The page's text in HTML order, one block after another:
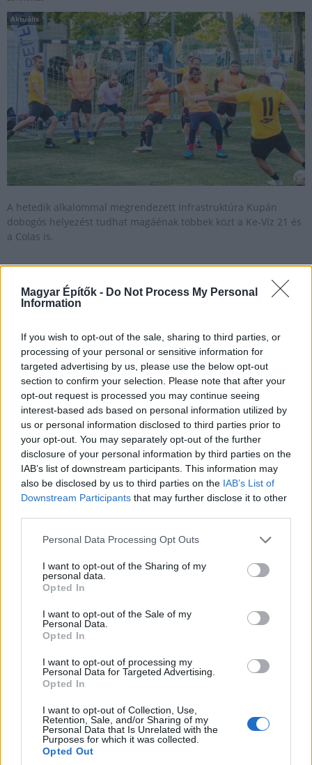
Magyar Építők - Do Not Process My Personal
Information
If you wish to opt-out of the sale, sharing to third parties, or
processing of your personal or sensitive information for
targeted advertising by us, please use the below opt-out
section to confirm your selection. Please note that after your
opt-out request is processed you may continue seeing
interest-based ads based on personal information utilized by
us or personal information disclosed to third parties prior to
your opt-out. You may separately opt-out of the further
disclosure of your personal information by third parties on the
IAB’s list of downstream participants. This information may
also be disclosed by us to third parties on the IAB’s List of
Downstream Participants that may further disclose it to other
Please note that this website/app uses one or more Google
not limited to your visit or usage behaviour. You may click to
grant or deny consent to Google and its third-party tags to
use your data for below specified purposes in below Google
consent section.
Personal Data Processing Opt Outs
I want to opt-out of the Sharing of my
personal data.
Opted In
I want to opt-out of the Sale of my
Personal Data.
Opted In
I want to opt-out of processing my
Personal Data for Targeted Advertising.
Opted In
I want to opt-out of Collection, Use,
Retention, Sale, and/or Sharing of my
Personal Data that Is Unrelated with the
Purposes for which it was collected.
Opted Out
Aktuális
A hetedik alkalommal megrendezett Infrastruktúra Kupán
dobogós helyezést tudhat magáénak többek közt a Ke-Víz 21 és
a Colas is.
Részvételi rekordot ígér a VII. Infrastruktúra Kupa és
Családi Nap
Szeptember 28-án, szombaton újabb nagyszabású szabadidős
focitornákat rendez a PromoSport Kft. a mátyásföldi Ikarus BSE
sportpályán, amely ezúttal két különálló, de mégis egymáshoz
kapcsolódó kispályás versengésnek ad otthont.
A sármelléki repteret is bekapcsolja a gyorsforgalmi
hálózatba az M76-os – galéria
2019.09.23
Útépítés
A gyorsforgalmi út beruházásán jelenleg két helyszínen
Több mint harminc építőipari cég csap össze
szombaton a Balaton vizén